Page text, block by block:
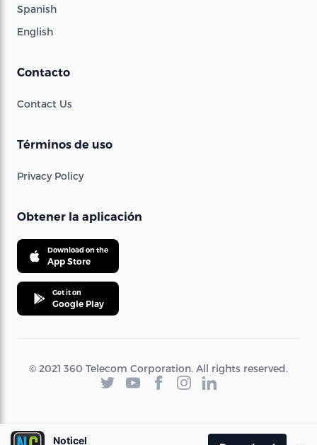
Spanish
English
Contacto
Contact Us
Términos de uso
Privacy Policy
Obtener la aplicación
Download on the
App Store
Get it on
Google Play
© 2021 360 Telecom Corporation. All rights reserved.
Noticel